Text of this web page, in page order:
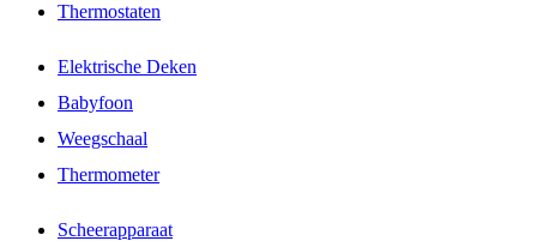
Thermostaten
Elektrische Deken
Babyfoon
Weegschaal
Thermometer
Scheerapparaat